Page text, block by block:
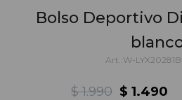
Bolso Deportivo
W-
$ 1.490
$ 1.990